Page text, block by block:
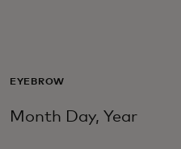
Untuk bisnis
EYEBROW
Month Day, Year